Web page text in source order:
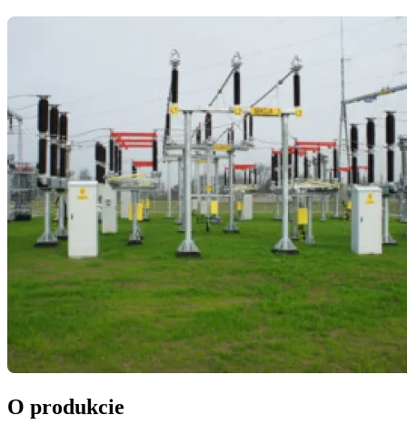
O produkcie